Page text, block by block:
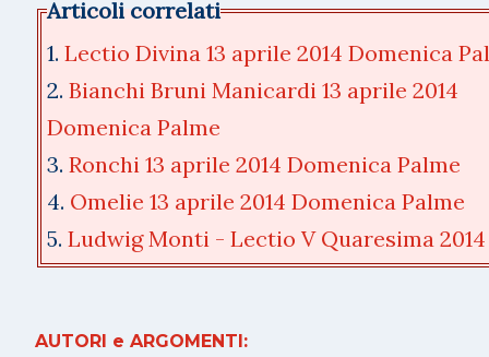
Articoli correlati
1. Lectio Divina 13 aprile 2014 Domenica
2. Bianchi Bruni Manicardi 13 aprile 2014
Domenica Palme
3. Ronchi 13 aprile 2014 Domenica Palme
4. Omelie 13 aprile 2014 Domenica Palme
5. Ludwig Monti - Lectio V Quaresima
AUTORI e ARGOMENTI: